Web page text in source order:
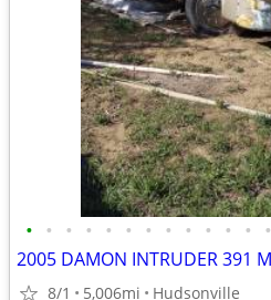
• • • • • • • • • • • • •
8/1 5,006mi Hudsonville